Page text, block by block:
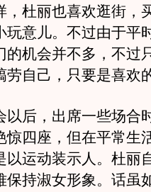
杜丽也喜欢逛街，
玩意儿。不过由于平
的机会并不多，不过
劳自己，只要是喜欢
后，出席一些场合
惊四座，但在平常生
以运动装示人。杜丽
保持淑女形象。话虽